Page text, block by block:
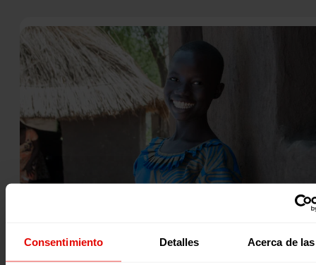
Consentimiento Detalles Acerca de